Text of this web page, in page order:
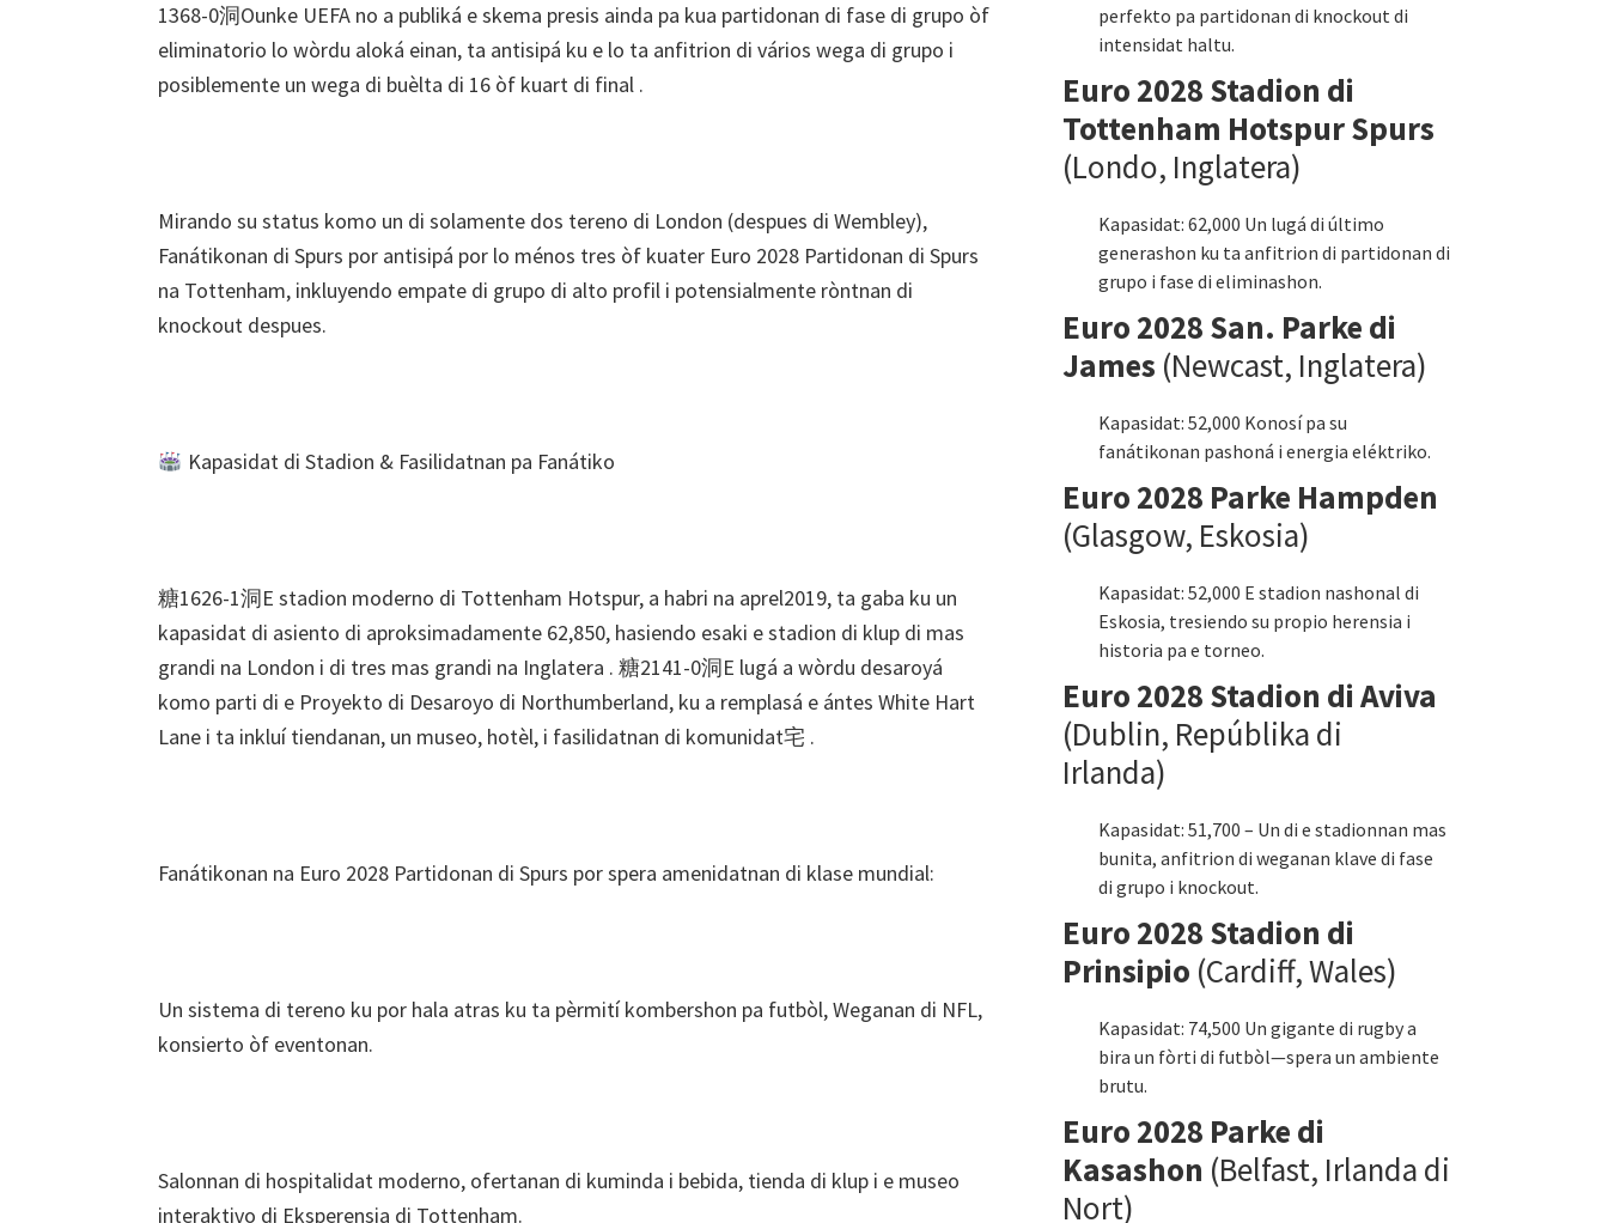
1368-0洞Ounke UEFA no a publiká e skema presis ainda pa kua partidonan di fase di grupo òf
eliminatorio lo wòrdu aloká einan, ta antisipá ku e lo ta anfitrion di vários wega di grupo i
posiblemente un wega di buèlta di 16 òf kuart di final .
Mirando su status komo un di solamente dos tereno di London (despues di Wembley),
Fanátikonan di Spurs por antisipá por lo ménos tres òf kuater Euro 2028 Partidonan di Spurs
na Tottenham, inkluyendo empate di grupo di alto profil i potensialmente ròntnan di
knockout despues.
Kapasidat di Stadion & Fasilidatnan pa Fanátiko
糖1626-1洞E stadion moderno di Tottenham Hotspur, a habri na aprel2019, ta gaba ku un
kapasidat di asiento di aproksimadamente 62,850, hasiendo esaki e stadion di klup di mas
grandi na London i di tres mas grandi na Inglatera . 糖2141-0洞E lugá a wòrdu desaroyá
komo parti di e Proyekto di Desaroyo di Northumberland, ku a remplasá e ántes White Hart
Lane i ta inkluí tiendanan, un museo, hotèl, i fasilidatnan di komunidat宅 .
Fanátikonan na Euro 2028 Partidonan di Spurs por spera amenidatnan di klase mundial:
Un sistema di tereno ku por hala atras ku ta pèrmití kombershon pa futbòl, Weganan di NFL,
konsierto òf eventonan.
Salonnan di hospitalidat moderno, ofertanan di kuminda i bebida, tienda di klup i e museo
interaktivo di Eksperensia di Tottenham.
perfekto pa partidonan di knockout di
intensidat haltu.
Euro 2028 Stadion di
Tottenham Hotspur Spurs
(Londo, Inglatera)
Kapasidat: 62,000 Un lugá di último
generashon ku ta anfitrion di partidonan di
grupo i fase di eliminashon.
Euro 2028 San. Parke di
James (Newcast, Inglatera)
Kapasidat: 52,000 Konosí pa su
fanátikonan pashoná i energia eléktriko.
Euro 2028 Parke Hampden
(Glasgow, Eskosia)
Kapasidat: 52,000 E stadion nashonal di
Eskosia, tresiendo su propio herensia i
historia pa e torneo.
Euro 2028 Stadion di Aviva
(Dublin, Repúblika di
Irlanda)
Kapasidat: 51,700 – Un di e stadionnan mas
bunita, anfitrion di weganan klave di fase
di grupo i knockout.
Euro 2028 Stadion di
Prinsipio (Cardiff, Wales)
Kapasidat: 74,500 Un gigante di rugby a
bira un fòrti di futbòl—spera un ambiente
brutu.
Euro 2028 Parke di
Kasashon (Belfast, Irlanda di
Nort)